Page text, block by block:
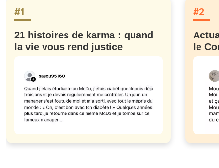
#1
21 histoires de karma : quand
la vie vous rend justice
#2
le